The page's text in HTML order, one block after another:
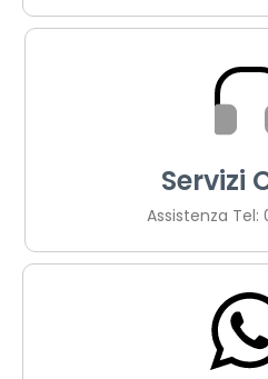
Servizi
Assistenza Tel: